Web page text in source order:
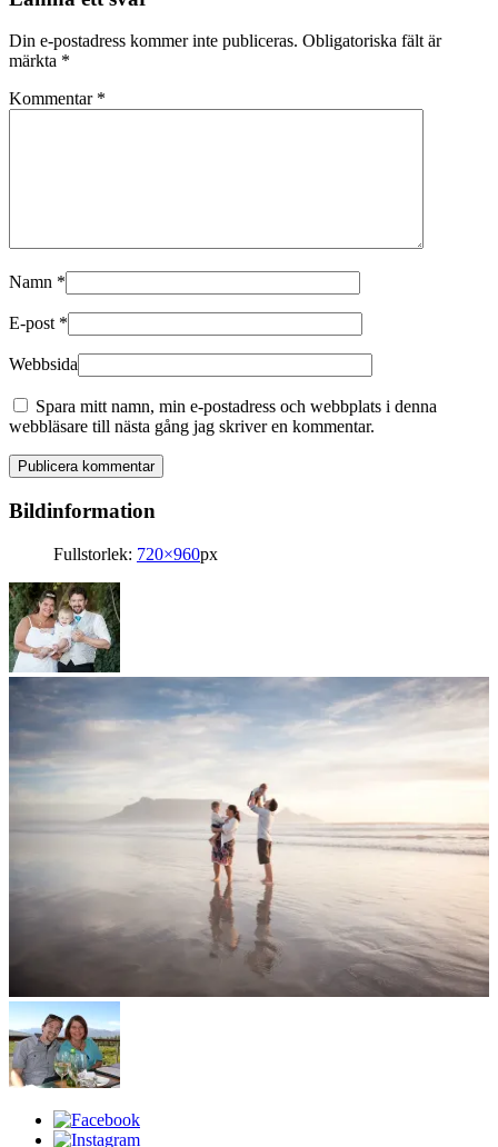
Din e-postadress kommer inte publiceras. Obligatoriska fält är
märkta *
Kommentar *
Namn *
E-post *
Webbsida
Spara mitt namn, min e-postadress och webbplats i denna
webbläsare till nästa gång jag skriver en kommentar.
Bildinformation
Fullstorlek: 720×960px